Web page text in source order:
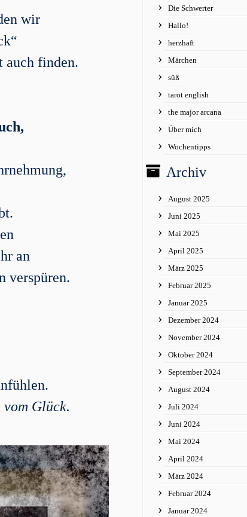
wir
auch finden.
an
verspüren.
Glück.
Die Schwerter
Hallo!
herzhaft
Märchen
süß
tarot english
the major arcana
Über mich
Wochentipps
Archiv
August 2025
Juni 2025
Mai 2025
April 2025
März 2025
Februar 2025
Januar 2025
Dezember 2024
November 2024
Oktober 2024
September 2024
August 2024
Juli 2024
Juni 2024
Mai 2024
April 2024
März 2024
Februar 2024
Januar 2024